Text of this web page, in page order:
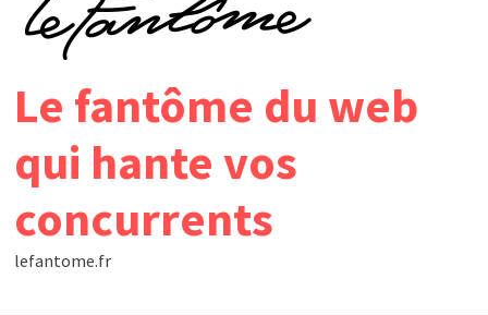
Le fantôme du web
qui hante vos
concurrents
lefantome.fr